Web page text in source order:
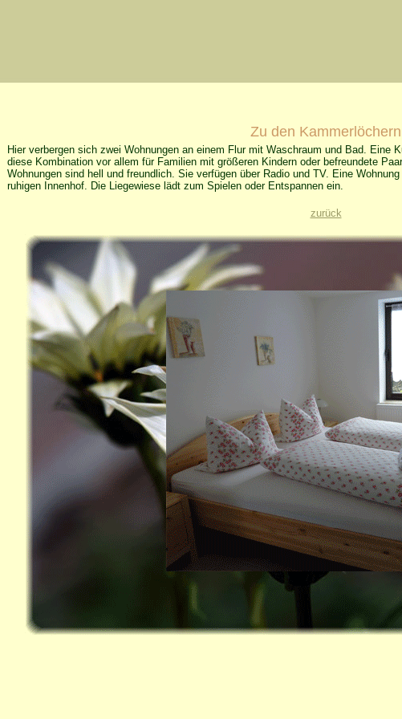
Zu den Kammerlöchern
Hier verbergen sich zwei Wohnungen an einem Flur mit Waschraum und Bad. Eine
diese Kombination vor allem für Familien mit größeren Kindern oder befreundete
Wohnungen sind hell und freundlich. Sie verfügen über Radio und TV. Eine
ruhigen Innenhof. Die Liegewiese lädt zum Spielen oder Entspannen ein.
zurück